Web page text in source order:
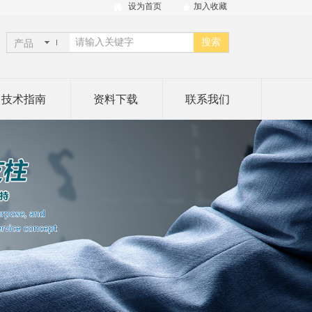
设为首页 加入收藏
产品 搜索
技术指南 资料下载 联系我们